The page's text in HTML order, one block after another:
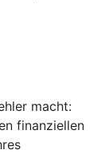
macht:
finanziellen